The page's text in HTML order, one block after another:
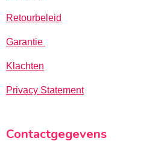
Retourbeleid
Garantie
Klachten
Privacy Statement
Contactgegevens